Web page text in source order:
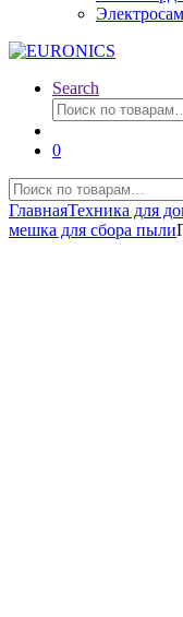
Search
Искать:
0
Искать:
ГлавнаяТехника для
мешка для сбора пыли